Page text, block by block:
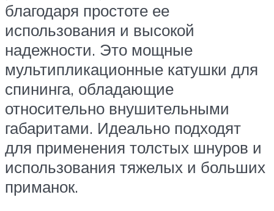
благодаря простоте ее
использования и высокой
надежности. Это мощные
мультипликационные катушки для
спининга, обладающие
относительно внушительными
габаритами. Идеально подходят
для применения толстых шнуров и
использования тяжелых и больших
приманок.